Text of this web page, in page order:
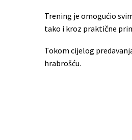
Trening je omogućio
tako i kroz praktične
Tokom cijelog
hrabrošću.